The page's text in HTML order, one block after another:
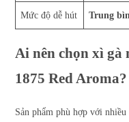
Mức độ dễ hút Trung
Ai nên chọn xì gà
1875 Red Aroma?
Sản phẩm phù hợp với